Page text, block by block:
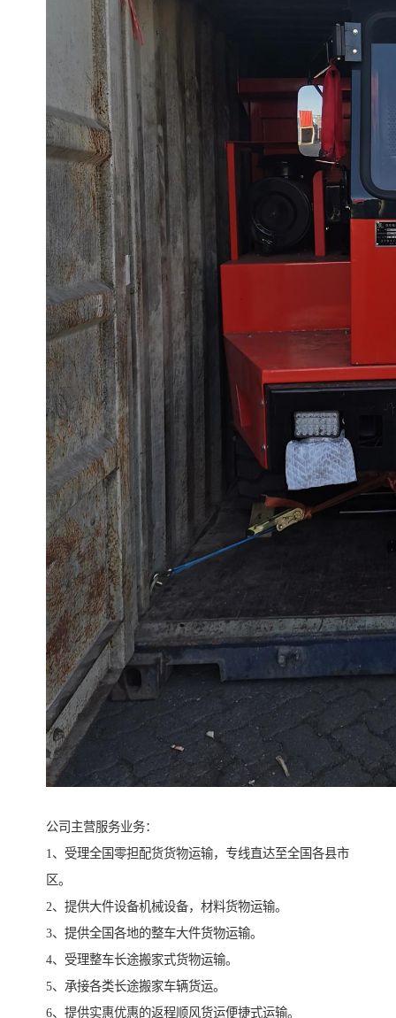
公司主营服务业务：
1、受理全国零担配货货物运输，专线直达至全国各县市
区。
2、提供大件设备机械设备，材料货物运输。
3、提供全国各地的整车大件货物运输。
4、受理整车长途搬家式货物运输。
5、承接各类长途搬家车辆货运。
6、提供实惠优惠的返程顺风货运便捷式运输。